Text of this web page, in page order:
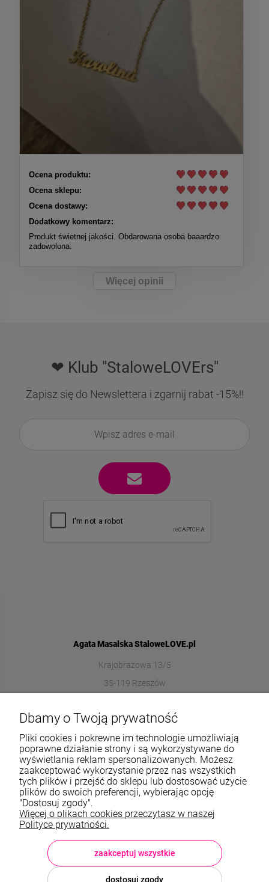
Ocena produktu:
Ocena sklepu:
Ocena dostawy:
Dodatkowy komentarz:
Produkt świetnej jakości. Obdarowana osoba baaardzo
zadowolona.
Więcej opinii
❤ Klub "StaloweLOVErs"
Zapisz się do Newslettera i zgarnij rabat -15%!!
Agata Masalska StaloweLOVE.pl
Krajobrazowa 13/5
35-119 Rzeszów
572989669
Informacje
O nas
TWOJE KONTO
Sklep: StaloweLOVE, Krajobrazowa 13/5, 35-119 Rzeszów, woj.
podkarpackie, NIP: 8133612433, tel.:572 989 669
sklep@stalowelove.com.pl
Dbamy o Twoją prywatność
Pliki cookies i pokrewne im technologie umożliwiają
poprawne działanie strony i są wykorzystywane do
wyświetlania reklam spersonalizowanych. Możesz
zaakceptować wykorzystanie przez nas wszystkich
tych plików i przejść do sklepu lub dostosować użycie
plików do swoich preferencji, wybierając opcję
"Dostosuj zgody".
Więcej o plikach cookies przeczytasz w naszej
Polityce prywatności.
dostosuj zgody
zaakceptuj wszystkie